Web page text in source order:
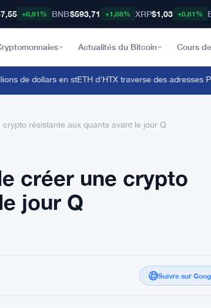
+0,91% BNB$593,71 +1,08% XRP$1,03 +0,81%
Actualités du Bitcoin Cours
de dollars en stETH d'HTX traverse des adresses
résistante aux quanta avant le jour Q
créer une crypto
jour Q
Suivre sur